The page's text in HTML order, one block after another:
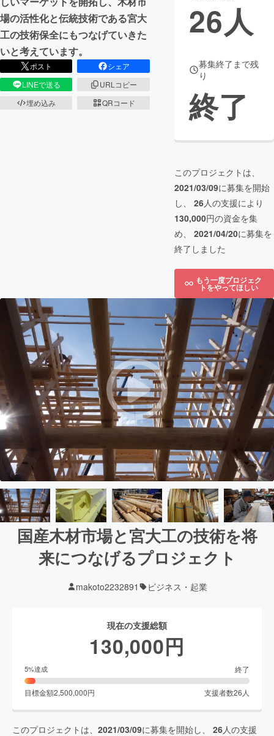
場の活性化と伝統技術である宮大
工の技術保全にもつなげていきた
いと考えています。
ポスト
シェア
LINEで送る
URLコピー
埋め込み
QRコード
26人
募集終了まで残
り
終了
このプロジェクトは、
2021/03/09に募集を開始
し、 26人の支援により
130,000円の資金を集
め、 2021/04/20に募集を
終了しました
もう一度プロジェク
トをやってほしい
国産木材市場と宮大工の技術を将
来につなげるプロジェクト
makoto2232891 ビジネス・起業
現在の支援総額
130,000円
5%達成 終了
目標金額2,500,000円 支援者数26 人
このプロジェクトは、 2021/03/09に募集を開始し、 26人の支援